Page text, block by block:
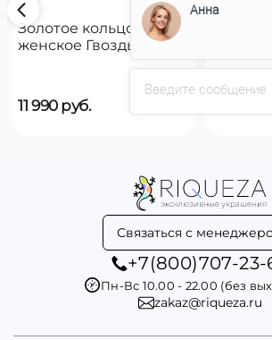
Золотое кольцо
женское Гвоздь
11 990 руб.
Связаться с
+7(800)707-23-
Пн-Вс 10.00 - 22.00 (без
zakaz@riqueza.ru
Введите сообщение
Анна